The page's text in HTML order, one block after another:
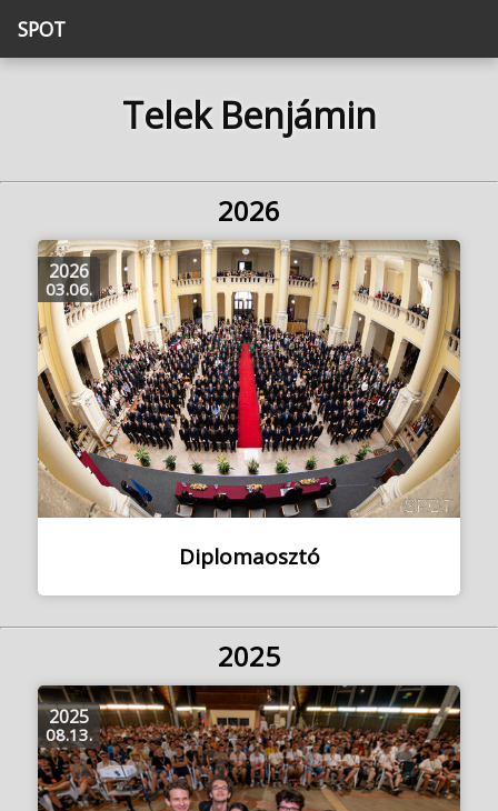
SPOT
Telek Benjámin
2026
Diplomaosztó
2026
03.06.
2025
2025
08.13.